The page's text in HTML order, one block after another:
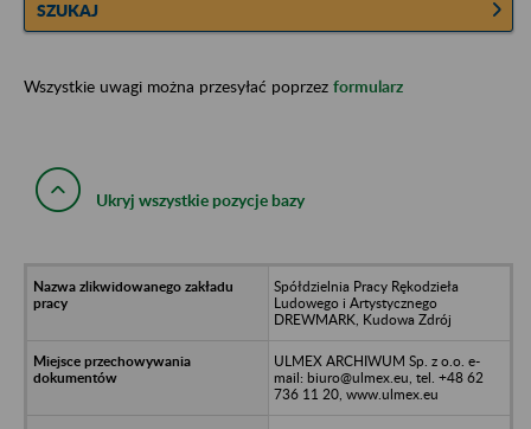
SZUKAJ
Wszystkie uwagi można przesyłać poprzez formularz
Ukryj wszystkie pozycje bazy
Spółdzielnia Pracy Rękodzieła
Ludowego i Artystycznego
DREWMARK, Kudowa Zdrój
ULMEX ARCHIWUM Sp. z o.o. e-
mail: biuro@ulmex.eu, tel. +48 62
736 11 20, www.ulmex.eu